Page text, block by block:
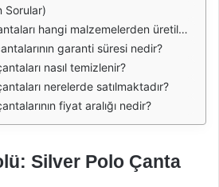
Sorular)
hangi malzemelerden üretilmektedir?
garanti süresi nedir?
nasıl temizlenir?
nerelerde satılmaktadır?
fiyat aralığı nedir?
Silver Polo Çanta